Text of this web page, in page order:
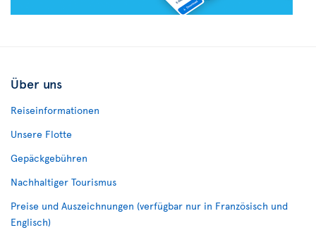
Über uns
Reiseinformationen
Unsere Flotte
Gepäckgebühren
Nachhaltiger Tourismus
Preise und Auszeichnungen (verfügbar nur in Französisch und
Englisch)